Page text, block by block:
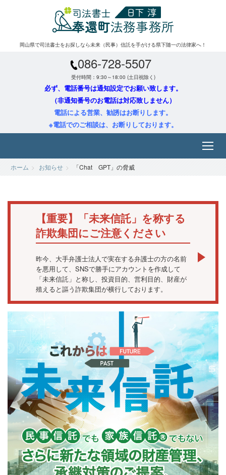
岡山県で司法書士をお探しなら未来（民事）信託を手がける県下随一の法律家へ！
086-728-5507
受付時間：9:30～18:00 (土日祝除く)
必ず、電話番号は通知設定でお願い致します。
（非通知番号のお電話は対応致しません）
電話による営業、勧誘はお断りします。
※電話でのご相談は、お断りしております。
ホーム お知らせ 「Chat GPT」の脅威
【重要】「未来信託」を称する
詐欺集団にご注意ください
昨今、大手弁護士法人で実在する弁護士の方の名前
を悪用して、SNSで勝手にアカウントを作成して
「未来信託」と称し、投資目的、営利目的、財産が
殖えると謳う詐欺集団が横行しております。